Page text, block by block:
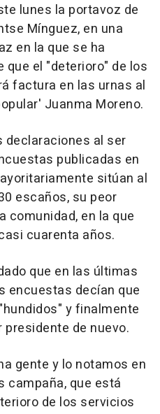
lunes la portavoz de
Mínguez, en una
en la que se ha
el "deterioro" de los
factura en las urnas al
Juanma Moreno.
declaraciones al ser
publicadas en
sitúan al
escaños, su peor
comunidad, en la que
cuarenta años.
que en las últimas
encuestas decían que
y finalmente
de nuevo.
gente y lo notamos en
campaña, que está
de los servicios